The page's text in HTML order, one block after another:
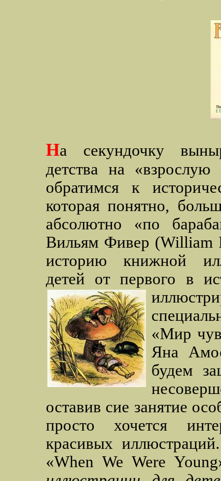
На секундочку
детства на «взрослую
обратимся к
которая понятно,
абсолютно «по
Вильям Фивер (William
историю книжной
детей от первого в
«Мир
Яна
будем
оставив сие занятие
просто хочется
красивых
«When We Were